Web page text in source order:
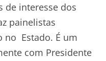
de interesse dos
painelistas
no Estado. É um
com Presidente